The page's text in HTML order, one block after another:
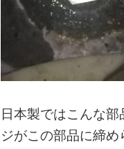
日本製ではこんな
ジがこの部品に締